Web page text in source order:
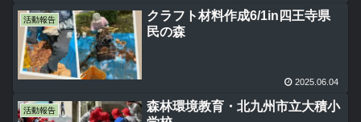
活動報告
クラフト材料作成6/1in四王寺県
民の森
2025.06.04
活動報告
森林環境教育・北九州市立大積小